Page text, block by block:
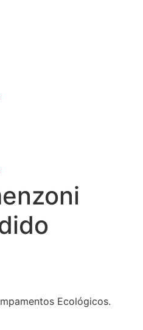
Ecológicos.